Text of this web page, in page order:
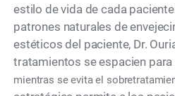
estilo de vida de cada
patrones naturales de
estéticos del paciente, Dr.
tratamientos se espacien para
mientras se evita el